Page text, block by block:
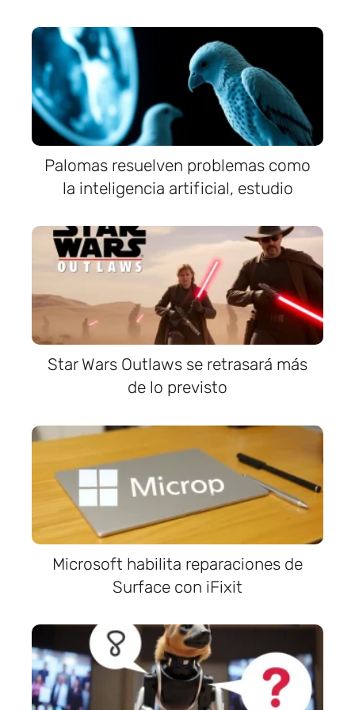
Palomas resuelven problemas como
la inteligencia artificial, estudio
Star Wars Outlaws se retrasará más
de lo previsto
Microsoft habilita reparaciones de
Surface con iFixit